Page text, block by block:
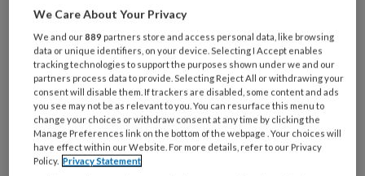
"Mensen willen erbij horen en ertoe
doen. Het hebben van
betekenisvolle relaties is een
beschermende factor voor zowel
het cardiometabole als het mentale
spectrum", aldus huisarts Tamara de
We Care About Your Privacy
We and our889 partners store and access personal data, like browsing
data or unique identifiers, on your device. Selecting I Accept enables
tracking technologies to support the purposes shown under we and our
partners process data to provide. Selecting Reject All or withdrawing your
consent will disable them. If trackers are disabled, some content and ads
you see may not be as relevant to you. You can resurface this menu to
change your choices or withdraw consent at any time by clicking the
Manage Preferences link on the bottom of the webpage . Your choices will
have effect within our Website. For more details, refer to our Privacy
Policy. Privacy Statement